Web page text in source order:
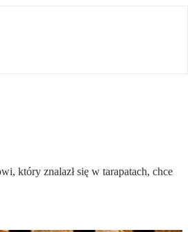
który znalazł się w tarapatach, chce